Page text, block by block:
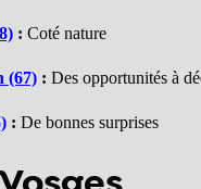
: Coté nature
(67) : Des opportunités à
: De bonnes surprises